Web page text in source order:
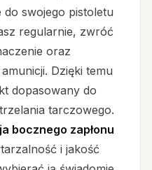
swojego pistoletu
regularnie, zwróć
oraz
Dzięki temu
dopasowany do
tarczowego.
bocznego zapłonu
i jakość